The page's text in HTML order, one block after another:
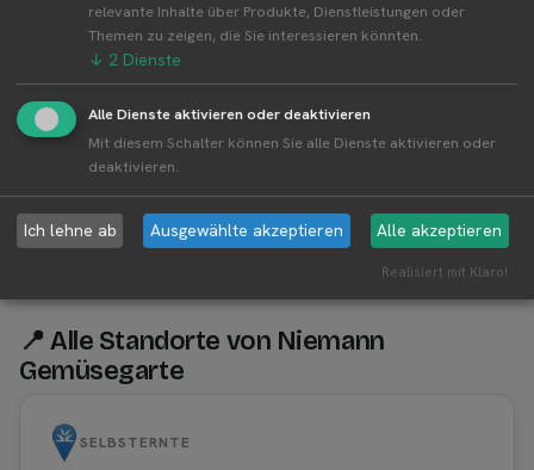
J F M A M J J A S O N
Erdbeeren
Werbung
Derzeit keine Werbung verfügbar.
Cookie-Einstellungen überprüfen
📍 Alle Standorte von Niemann
Gemüsegarte
SELBSTERNTE
relevante Inhalte über Produkte, Dienstleistungen oder
Themen zu zeigen, die Sie interessieren könnten.
↓ 2 Dienste
Alle Dienste aktivieren oder deaktivieren
Mit diesem Schalter können Sie alle Dienste aktivieren oder
deaktivieren.
Ich lehne ab Ausgewählte akzeptieren Alle akzeptieren
Realisiert mit Klaro!